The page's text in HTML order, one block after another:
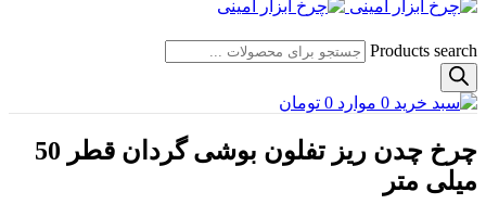
Products search
0 موارد 0 تومان
چرخ چدن ریز تفلون بوشی گردان قطر 50
میلی متر